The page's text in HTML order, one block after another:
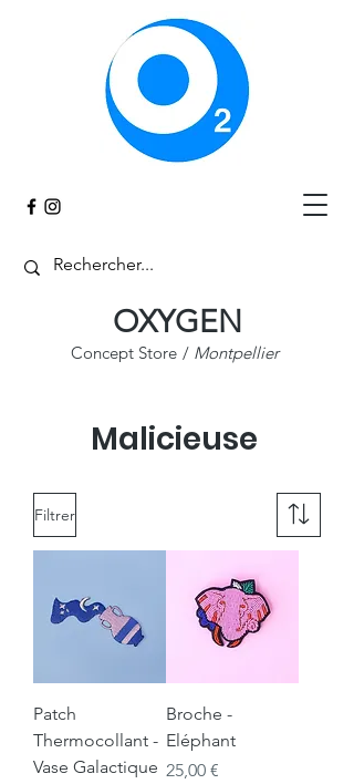
OXYGEN
Concept Store / Montpellier
Malicieuse
Filtrer
Patch
Thermocollant -
Vase Galactique
Broche -
Eléphant
Prix
25,00 €